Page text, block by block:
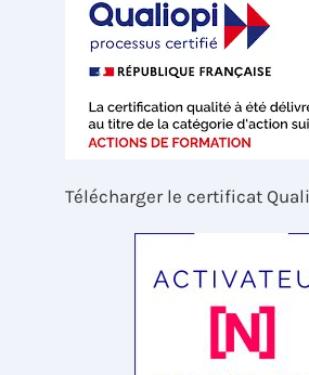
Télécharger le certificat